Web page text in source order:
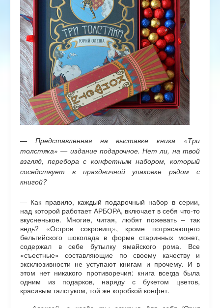
— Представленная на выставке книга «Три
толстяка» — издание подарочное. Нет ли, на твой
взгляд, перебора с конфетным набором, который
соседствует в праздничной упаковке рядом с
книгой?
— Как правило, каждый подарочный набор в серии,
над которой работает АРБОРА, включает в себя что-то
вкусненькое. Многие, читая, любят пожевать – так
ведь? «Остров сокровищ», кроме потрясающего
бельгийского шоколада в форме старинных монет,
содержал в себе бутылку ямайского рома. Все
«съестные» составляющие по своему качеству и
эксклюзивности не уступают книгам и прочему. И в
этом нет никакого противоречия: книга всегда была
одним из подарков, наряду с букетом цветов,
красивым галстуком, той же коробкой конфет.